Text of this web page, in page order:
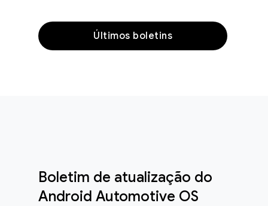
Últimos boletins
Boletim de atualização do
Android Automotive OS